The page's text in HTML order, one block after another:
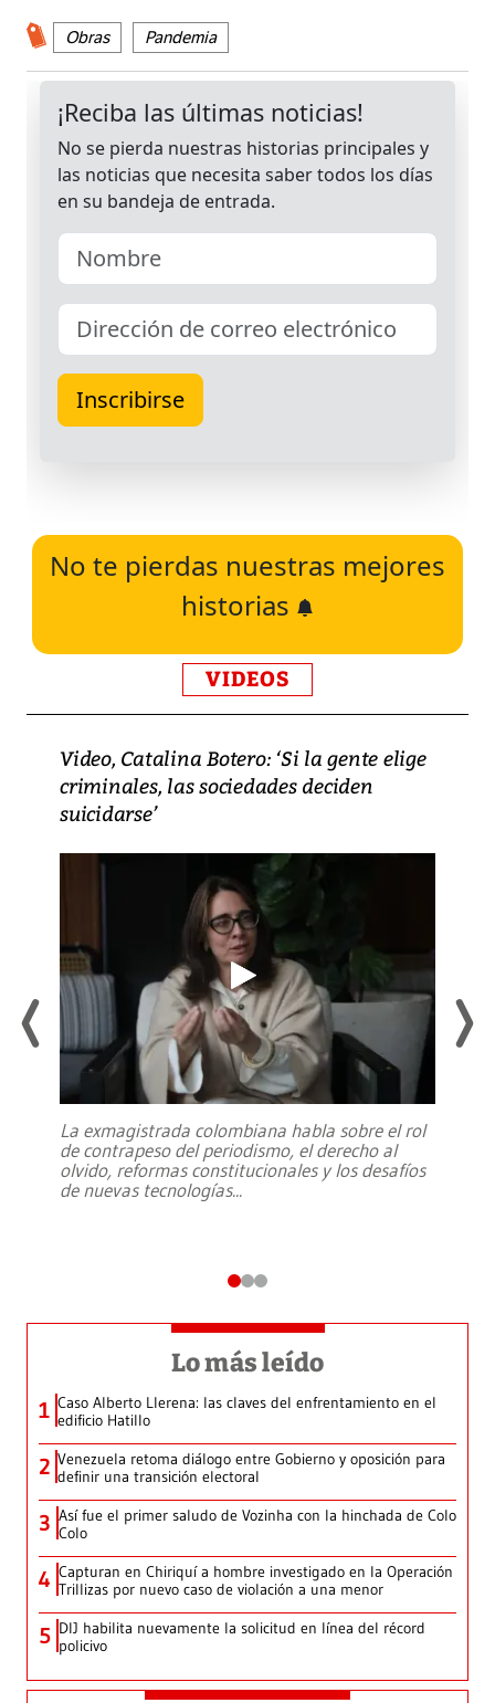
Obras Pandemia
No te pierdas nuestras mejores
historias
VIDEOS
Video, Catalina Botero: ‘Si la gente elige
criminales, las sociedades deciden
suicidarse’
La exmagistrada colombiana habla sobre el rol
de contrapeso del periodismo, el derecho al
olvido, reformas constitucionales y los desafíos
de nuevas tecnologías...
Lo más leído
1 Caso Alberto Llerena: las claves del enfrentamiento en el
edificio Hatillo
2 Venezuela retoma diálogo entre Gobierno y oposición para
definir una transición electoral
3 Así fue el primer saludo de Vozinha con la hinchada de Colo
Colo
4 Capturan en Chiriquí a hombre investigado en la Operación
Trillizas por nuevo caso de violación a una menor
5 DIJ habilita nuevamente la solicitud en línea del récord
policivo